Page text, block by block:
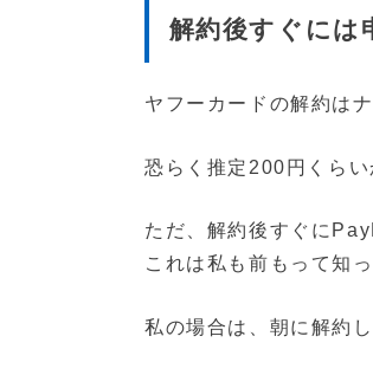
解約後すぐには
ヤフーカードの解約は
恐らく推定200円くら
ただ、解約後すぐに
これは私も前もって知
私の場合は、朝に解約